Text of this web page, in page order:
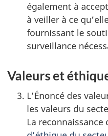
également à
à veiller à ce
fournissant le
surveillance
Valeurs et
L’Énoncé des
les valeurs du
La reconnaissance